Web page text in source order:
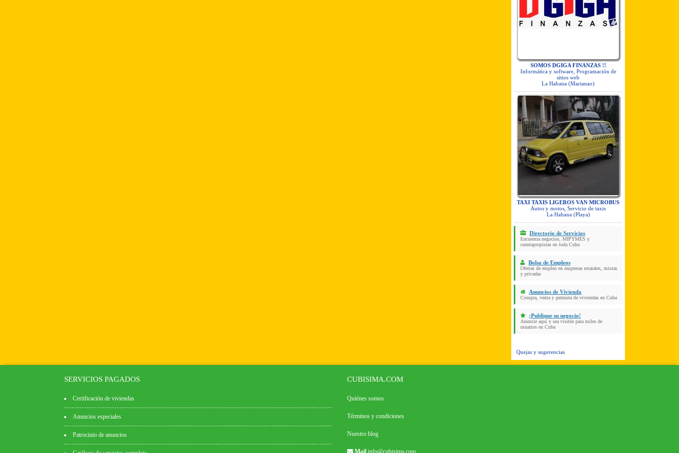
SOMOS DGIGA FINANZAS !!
Informática y software, Programación de
sitios web
La Habana (Marianao)
TAXI TAXIS LIGEROS VAN MICROBUS
Autos y motos, Servicio de taxis
La Habana (Playa)
Directorio de Servicios
Encuentra negocios, MIPYMES y
cuentapropistas en toda Cuba
Bolsa de Empleos
Ofertas de empleo en empresas estatales, mixtas
y privadas
Anuncios de Vivienda
Compra, venta y permuta de viviendas en Cuba
¡Publique su negocio!
Anuncie aquí y sea visible para miles de
usuarios en Cuba
Quejas y sugerencias
SERVICIOS PAGADOS
Certificación de viviendas
Anuncios especiales
Patrocinio de anuncios
CUBISIMA.COM
Quiénes somos
Términos y condiciones
Nuestro blog
Mail info@cubisima.com